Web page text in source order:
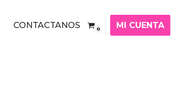
CONTACTANOS 0 MI CUENTA